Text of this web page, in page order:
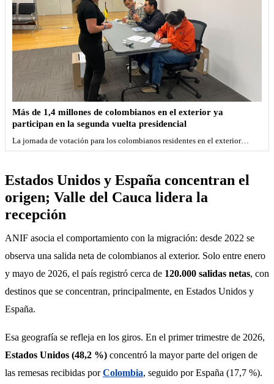
Más de 1,4 millones de colombianos en el exterior ya
participan en la segunda vuelta presidencial
La jornada de votación para los colombianos residentes en el exterior…
Estados Unidos y España concentran el
origen; Valle del Cauca lidera la
recepción
ANIF asocia el comportamiento con la migración: desde 2022 se
observa una salida neta de colombianos al exterior. Solo entre enero
y mayo de 2026, el país registró cerca de 120.000 salidas netas, con
destinos que se concentran, principalmente, en Estados Unidos y
España.
Estados Unidos (48,2 %) concentró la mayor parte del origen de
las remesas recibidas por Colombia, seguido por España (17,7 %).